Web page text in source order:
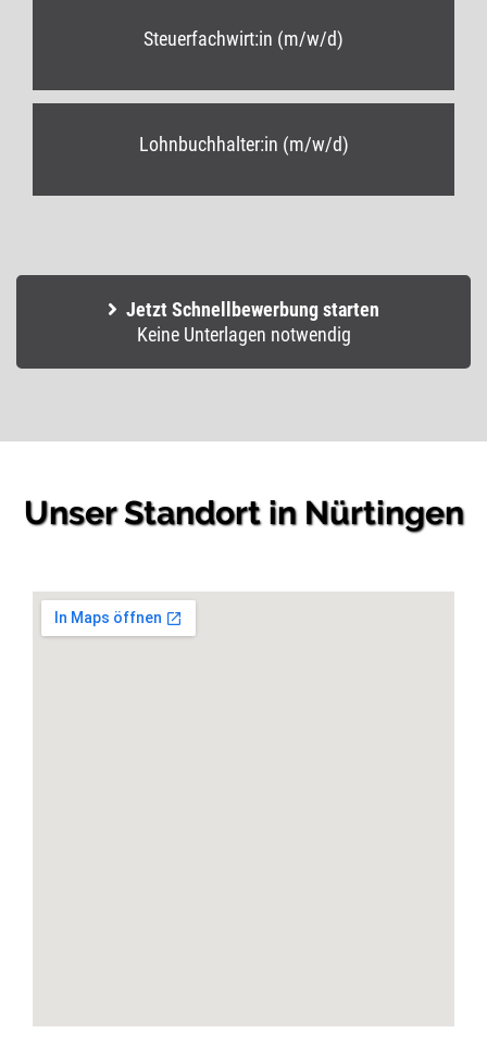
Steuerfachwirt:in (m/w/d)
Lohnbuchhalter:in (m/w/d)
Jetzt Schnellbewerbung starten
Keine Unterlagen notwendig
Unser Standort in Nürtingen